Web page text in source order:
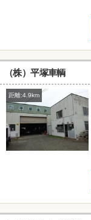
（株）平塚車輌
距離:4.9km